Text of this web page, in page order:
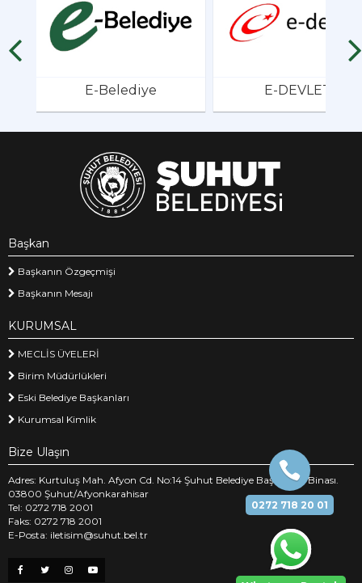
0272 718 20 01
E-Belediye E-DEVLET
Başkan
Başkanın Özgeçmişi
Başkanın Mesajı
KURUMSAL
MECLİS ÜYELERİ
Birim Müdürlükleri
Eski Belediye Başkanları
Kurumsal Kimlik
Bize Ulaşın
Adres: Kurtuluş Mah. Afyon Cd. No:14 Şuhut Belediye Başkanlığı Binası.
03800 Şuhut/Afyonkarahisar
Tel: 0272 718 2001
Faks: 0272 718 2001
E-Posta: iletisim@suhut.bel.tr